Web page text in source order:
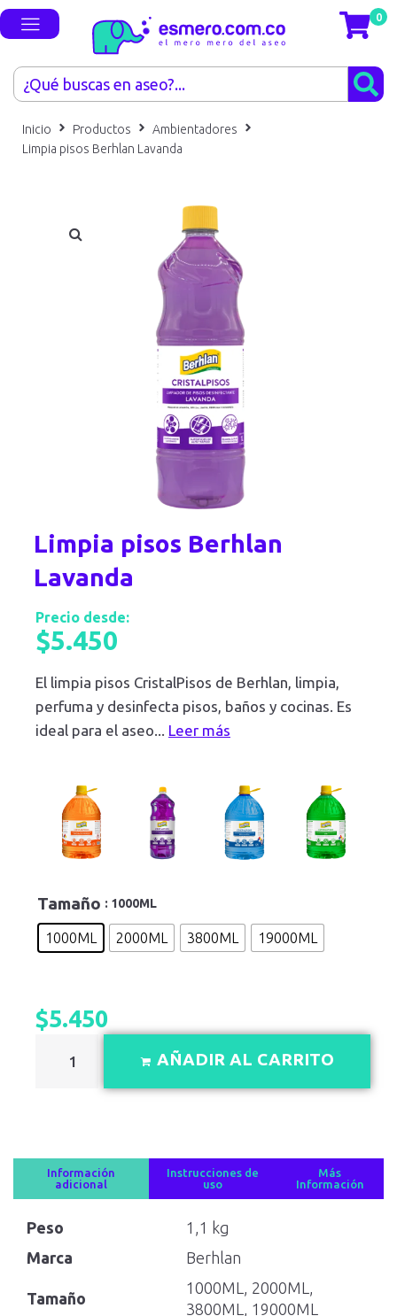
0
Inicio Productos
Ambientadores
Limpia pisos Berhlan Lavanda
Limpia pisos Berhlan
Lavanda
Precio desde:
$5.450
El limpia pisos CristalPisos de Berhlan, limpia,
perfuma y desinfecta pisos, baños y cocinas. Es
ideal para el aseo... Leer más
Tamaño : 1000ML
1000ML 2000ML 3800ML 19000ML
$5.450
AÑADIR AL CARRITO
Información
adicional
Instrucciones de
uso
Más
Información
Peso
1,1 kg
Marca
Berhlan
Tamaño
1000ML, 2000ML,
3800ML, 19000ML